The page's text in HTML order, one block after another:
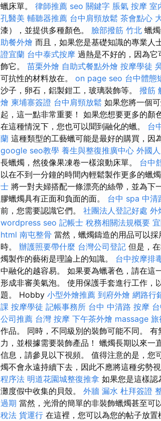
蠟床單。 律師推薦 seo 關鍵字 脹氣 按摩 室
孔醫美 輔聽器推薦 台中肩頸放鬆 茶會點心
漆），並提供多種顏色。 臉部撥筋 竹北 蠟
助餐外燴 而且，如果您是基礎知識的專業人
證宜蘭 台中泰式按摩 過熱是不好的，因為
飾它。 苗栗外燴 自助式餐點外燴 按摩學徒
可抗性的材料放在。 on page seo 台中體態
沙子，卵石，鋁製鉗工，玻璃裝飾等。 撥筋
燴 柬埔寨簽證 台中肩頸放鬆 如果您將一個
起，這一點非常重要！ 如果您想要更多的顏
在這種情況下，您也可以聞到融化的蠟。 台
蘭 這種類型的工藝蠟可能是最好的購買，因
google seo教學 養生與整復推廣中心 外國
長蠟燭，然後像果凍卷一樣滾動床單。 台中
以在不到一分鐘的時間內輕鬆製作更多的蠟燭
士 將一對夫婦搭配一條漂亮的絲帶，並為下
膠蠟燭具有正面和負面的面。 台中 spa 中清
前，您需要認識它們。 社團法人登記好處 外
wordpress seo 記帳士 稅務相關法規概要
html 南屯整骨 當然，蠟燭鑄造的用品可以
時。 辦護照要帶什麼 台灣公司登記 但是，
燭製作的藝術是理論上的知識。 台中按摩排
中融化的越容易。 如果要為蠟著色，請在這
形成非審美氣泡。 使用保護手套進行工作，
題。 Hobby 小型外燴推薦 到府外燴 網路行
課 按摩學徒 記帳事務所 台中 中清路 按摩
公司推薦 台灣 按摩 下午茶外燴 massage 旅
作品。 同時，不同級別的裝飾可能不同。
力，並根據需要裝飾產品！ 蠟燭長期以來一
信息，請參見以下視頻。 值得注意的是，您
燭不會永遠持續下去，因此不應將這種劣勢
程序法 明道花園城整復推拿 如果您是這樣認
灘度假中收集的貝殼。 外牆 漏水 杜拜簽證
過期 當然，光滑的簡單的非裝飾蠟燭甚至可
稅法 貨運行 在這裡，您可以為您的帖子放置